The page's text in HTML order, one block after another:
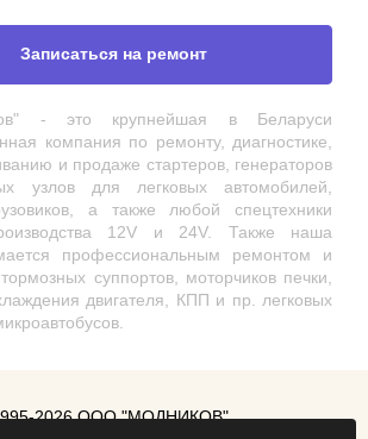
Записаться на ремонт
- это крупнейшая в Беларуси
компания по ремонту, диагностике,
и продаже стартеров, генераторов
узлов для легковых автомобилей,
а также любой спецтехники
12V и 24V. Также наша
профессиональным ремонтом и
суппортов, моторчиков печки,
двигателя, КПП и пр. легковых
2026 ООО "МОДНИКОВ"